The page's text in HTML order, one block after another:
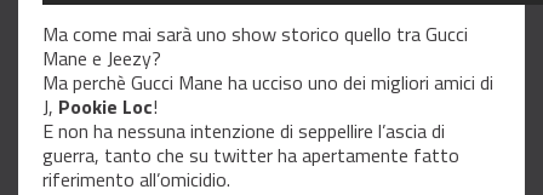
Ma come mai sarà uno show storico quello tra Gucci
Mane e Jeezy?
Ma perchè Gucci Mane ha ucciso uno dei migliori amici di
J, Pookie Loc!
E non ha nessuna intenzione di seppellire l’ascia di
guerra, tanto che su twitter ha apertamente fatto
riferimento all’omicidio.